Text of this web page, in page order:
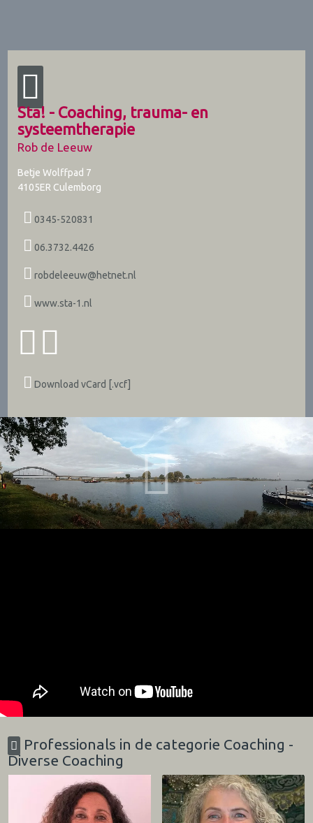
Sta! - Coaching, trauma- en
systeemtherapie
Rob de Leeuw
Betje Wolffpad 7
4105ER Culemborg
0345-520831
06.3732.4426
robdeleeuw@hetnet.nl
www.sta-1.nl
Download vCard [.vcf]
Professionals in de categorie Coaching -
Diverse Coaching